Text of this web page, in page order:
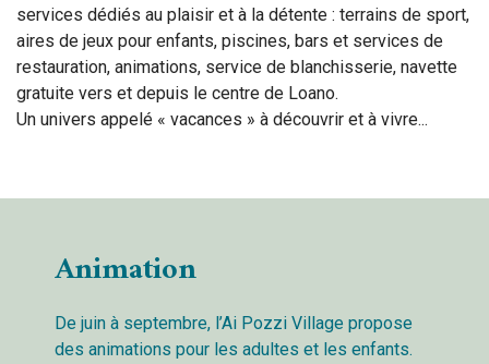
services dédiés au plaisir et à la détente : terrains de sport,
aires de jeux pour enfants, piscines, bars et services de
restauration, animations, service de blanchisserie, navette
gratuite vers et depuis le centre de Loano.
Un univers appelé « vacances » à découvrir et à vivre...
Animation
De juin à septembre, l’Ai Pozzi Village propose
des animations pour les adultes et les enfants.